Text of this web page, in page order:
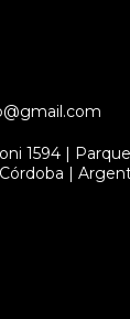
1594 |
|